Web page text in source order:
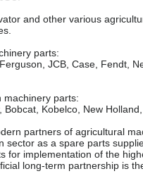
and other various
parts:
JCB, Case, Fendt,
machinery parts:
Kobelco, New
partners of agricultural
as a spare parts
implementation of the
long-term partnership is